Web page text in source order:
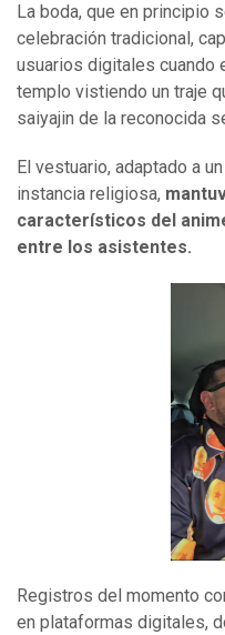
La boda, que en principio
celebración tradicional,
usuarios digitales cuando
templo vistiendo un traje
saiyajin de la reconocida
El vestuario, adaptado a
instancia religiosa,
característicos del
entre los asistentes.
Registros del momento
en plataformas digitales,